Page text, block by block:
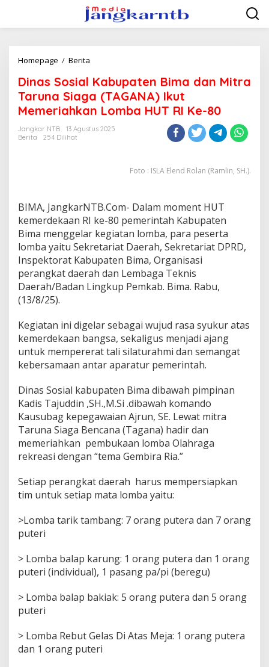
konten
Homepage / Berita
Kabupaten
Bima
dan
Mitra
Taruna
Memeriahkan
Ke-
80
Dinas Sosial Kabupaten Bima dan Mitra
Taruna Siaga (TAGANA) Ikut
Memeriahkan Lomba HUT RI Ke-80
Jangkar NTB
13 Agustus 2025
Berita
254 Dilihat
Foto : ISLA Elend Rolan (Ramlin, SH.).
BIMA, JangkarNTB.Com- Dalam moment HUT
kemerdekaan RI ke-80 pemerintah Kabupaten
Bima menggelar kegiatan lomba, para peserta
lomba yaitu Sekretariat Daerah, Sekretariat DPRD,
Inspektorat Kabupaten Bima, Organisasi
perangkat daerah dan Lembaga Teknis
Daerah/Badan Lingkup Pemkab. Bima. Rabu,
(13/8/25).
Kegiatan ini digelar sebagai wujud rasa syukur atas
kemerdekaan bangsa, sekaligus menjadi ajang
untuk mempererat tali silaturahmi dan semangat
kebersamaan antar aparatur pemerintah.
Dinas Sosial kabupaten Bima dibawah pimpinan
Kadis Tajuddin ,SH.,M.Si .dibawah komando
Kausubag kepegawaian Ajrun, SE. Lewat mitra
Taruna Siaga Bencana (Tagana) hadir dan
memeriahkan pembukaan lomba Olahraga
rekreasi dengan “tema Gembira Ria.”
Setiap perangkat daerah harus mempersiapkan
tim untuk setiap mata lomba yaitu:
>Lomba tarik tambang: 7 orang putera dan 7 orang
puteri
> Lomba balap karung: 1 orang putera dan 1 orang
puteri (individual), 1 pasang pa/pi (beregu)
> Lomba balap bakiak: 5 orang putera dan 5 orang
puteri
> Lomba Rebut Gelas Di Atas Meja: 1 orang putera
dan 1 orang puteri